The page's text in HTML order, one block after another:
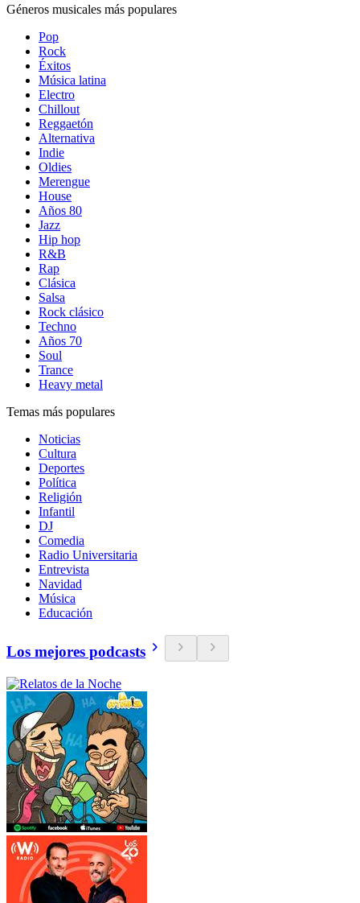
Géneros musicales más populares
Pop
Rock
Éxitos
Música latina
Electro
Chillout
Reggaetón
Alternativa
Indie
Oldies
Merengue
House
Años 80
Jazz
Hip hop
R&B
Rap
Clásica
Salsa
Rock clásico
Techno
Años 70
Soul
Trance
Heavy metal
Temas más populares
Noticias
Cultura
Deportes
Política
Religión
Infantil
DJ
Comedia
Radio Universitaria
Entrevista
Navidad
Música
Educación
Los mejores podcasts